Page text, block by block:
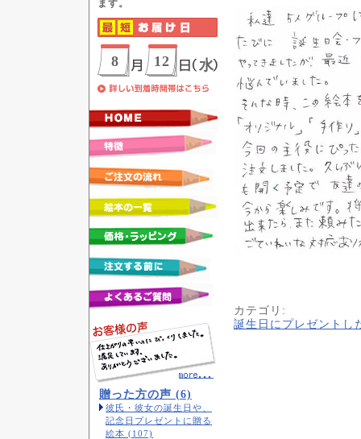
贈った方の声 (6)
彼氏・彼女の誕生日や、
記念日プレゼントに贈る
絵本 (107)
カテゴリ :
誕生日にプレゼントし